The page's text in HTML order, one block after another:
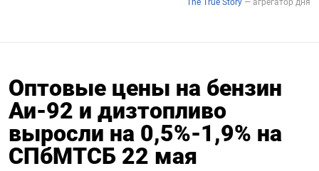
Оптовые цены на бензин
Аи-92 и дизтопливо
выросли на 0,5%-1,9% на
СПбМТСБ 22 мая